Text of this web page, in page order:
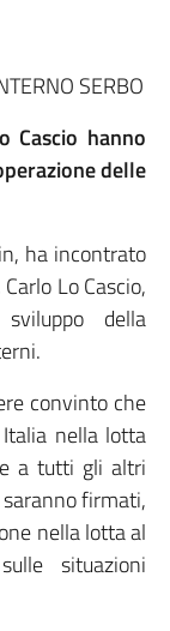
SERBO
Cascio hanno
delle
ha incontrato
Lo Cascio,
della
convinto che
nella lotta
a tutti gli altri
firmati,
nella lotta al
situazioni